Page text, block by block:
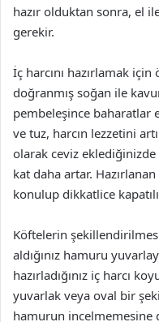
hazır olduktan sonra, el
gerekir.
İç harcını hazırlamak
doğranmış soğan ile
pembeleşince baharatlar
ve tuz, harcın lezzetini
olarak ceviz
kat daha artar.
konulup dikkatlice
Köftelerin
aldığınız hamuru
hazırladığınız iç harcı
yuvarlak veya oval bir
hamurun incelmemesine